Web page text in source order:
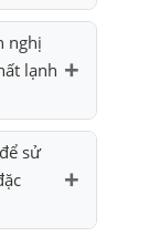
nghị
lạnh
sử